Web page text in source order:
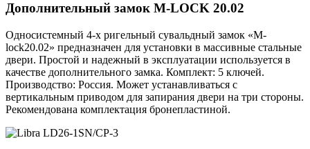
Дополнительный замок M-LOCK 20.02
Односистемный 4-х ригельный сувальдный замок «M-
lock20.02» предназначен для установки в массивные стальные
двери. Простой и надежный в эксплуатации используется в
качестве дополнительного замка. Комплект: 5 ключей.
Производство: Россия. Может устанавливаться с
вертикальным приводом для запирания двери на три стороны.
Рекомендована комплектация бронепластиной.